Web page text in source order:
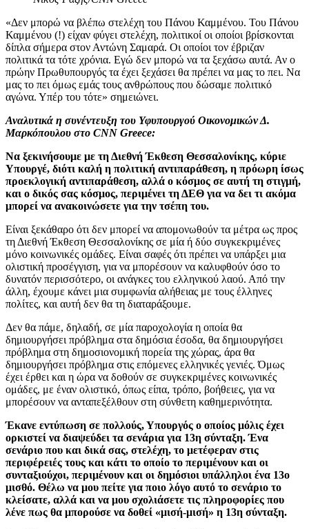
«Δεν μπορώ να βλέπω στελέχη του Πάνου Καμμένου. Του Πάνου
Καμμένου (!) είχαν φύγει στελέχη, πολιτικοί οι οποίοι βρίσκονται
δίπλα σήμερα στον Αντώνη Σαμαρά. Οι οποίοι τον έβριζαν
πολιτικά τα τότε χρόνια. Εγώ δεν μπορώ να τα ξεχάσω αυτά. Αν ο
πρώην Πρωθυπουργός τα έχει ξεχάσει θα πρέπει να μας το πει. Να
μας το πει όμως εμάς τους ανθρώπους που δώσαμε πολιτικό
αγώνα. Υπέρ του τότε» σημειώνει.
Αναλυτικά η συνέντευξη του Υφυπουργού Οικονομικών Δ.
Μαρκόπουλου στο CNN Greece:
Να ξεκινήσουμε με τη Διεθνή Έκθεση Θεσσαλονίκης, κύριε
Υπουργέ, διότι καλή η πολιτική αντιπαράθεση, η πρόωρη ίσως
προεκλογική αντιπαράθεση, αλλά ο κόσμος σε αυτή τη στιγμή,
και ο δικός σας κόσμος, περιμένει τη ΔΕΘ για να δει τι ακόμα
μπορεί να ανακοινώσετε για την τσέπη του.
Είναι ξεκάθαρο ότι δεν μπορεί να απομονωθούν τα μέτρα ως προς
τη Διεθνή Έκθεση Θεσσαλονίκης σε μία ή δύο συγκεκριμένες
μόνο κοινωνικές ομάδες. Είναι σαφές ότι πρέπει να υπάρξει μια
ολιστική προσέγγιση, για να μπορέσουν να καλυφθούν όσο το
δυνατόν περισσότερο, οι ανάγκες του ελληνικού λαού. Από την
άλλη, έχουμε κάνει μια συμφωνία αλήθειας με τους έλληνες
πολίτες, και αυτή δεν θα τη διαταράξουμε.
Δεν θα πάμε, δηλαδή, σε μία παροχολογία η οποία θα
δημιουργήσει πρόβλημα στα δημόσια έσοδα, θα δημιουργήσει
πρόβλημα στη δημοσιονομική πορεία της χώρας, άρα θα
δημιουργήσει πρόβλημα στις επόμενες ελληνικές γενιές. Όμως
έχει έρθει και η ώρα να δοθούν σε συγκεκριμένες κοινωνικές
ομάδες, με έναν ολιστικό, όπως είπα, τρόπο, βοήθειες, για να
μπορέσουν να ανταπεξέλθουν στη σύνθετη καθημερινότητα.
Έκανε εντύπωση σε πολλούς, Υπουργός ο οποίος μόλις έχει
ορκιστεί να διαψεύδει τα σενάρια για 13η σύνταξη. Ένα
σενάριο που και δικά σας, στελέχη, το μετέφεραν στις
περιφέρειές τους και κάτι το οποίο το περιμένουν και οι
συνταξιούχοι, περιμένουν και οι δημόσιοι υπάλληλοι ένα 13ο
μισθό. Θέλω να μου πείτε για ποιο λόγο αυτό το σενάριο το
κλείσατε, αλλά και να μου σχολιάσετε τις πληροφορίες που
λένε πως θα μπορούσε να δοθεί «μισή-μισή» η 13η σύνταξη.